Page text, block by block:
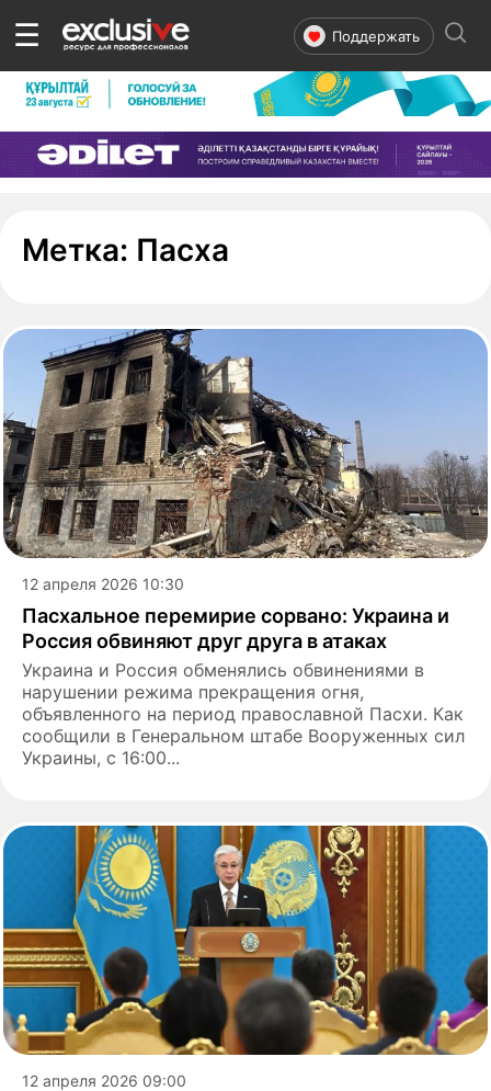
☰ Поддержать
Метка: Пасха
12 апреля 2026 10:30
Пасхальное перемирие сорвано: Украина и
Россия обвиняют друг друга в атаках
Украина и Россия обменялись обвинениями в
нарушении режима прекращения огня,
объявленного на период православной Пасхи. Как
сообщили в Генеральном штабе Вооруженных сил
Украины, с 16:00...
12 апреля 2026 09:00